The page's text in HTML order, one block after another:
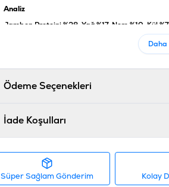
Analiz
Jambon Proteini %28, Yağ %17, Nem %10, Kül
%0,4, Omega-3 %0,5, Omega-6 %2,1, EPA, DHA
Glukozamin 260 mg/kg, Frukto-oligosakkarit
oligosakkarit 150 mg/kg, Yukkaşidigera 150
mg/kg, Hidrolize Deniz Kabuklusu 50 mg/kg
Daha
Ödeme Seçenekleri
İade Koşulları
Süper Sağlam Gönderim Kolay